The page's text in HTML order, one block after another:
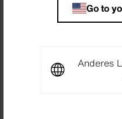
Go to
Anderes
Schutz